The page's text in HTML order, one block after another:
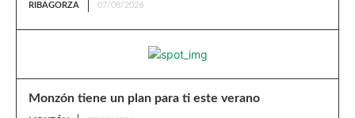
RIBAGORZA 07/08/2026
Monzón tiene un plan para ti este verano